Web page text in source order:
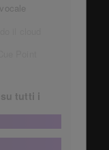
tutti i